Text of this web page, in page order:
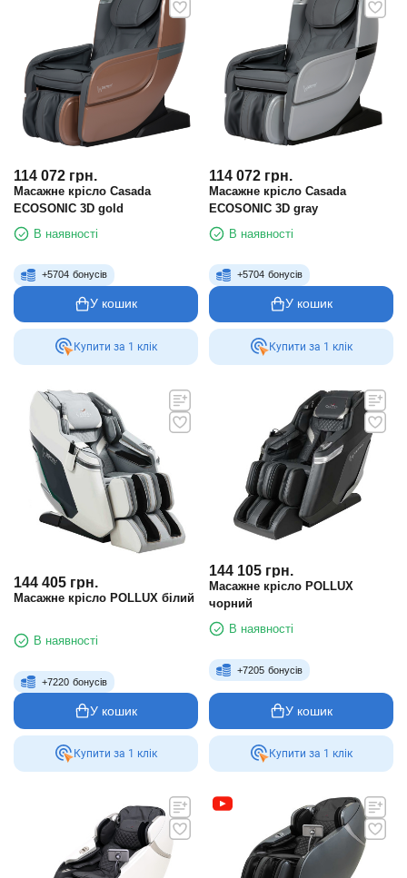
114 072 грн.
Масажне крісло Casada
ECOSONIC 3D gold
В наявності
+5704 бонусів
У кошик
Купити за 1 клiк
114 072 грн.
Масажне крісло Casada
ECOSONIC 3D gray
В наявності
+5704 бонусів
У кошик
Купити за 1 клiк
144 405 грн.
Масажне крісло POLLUX білий
В наявності
+7220 бонусів
У кошик
Купити за 1 клiк
144 105 грн.
Масажне крісло POLLUX
чорний
В наявності
+7205 бонусів
У кошик
Купити за 1 клiк